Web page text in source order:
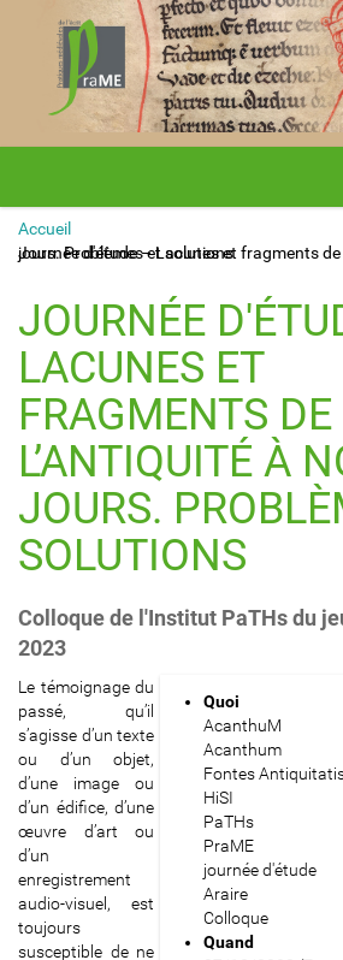
v
Accueil
Journée d'étude – Lacunes et fragments de l’Antiquité à nos jours. Problèmes et solutions
JOURNÉE
LACUNES ET
FRAGMENTS DE
L’ANTIQUITÉ À
JOURS.
SOLUTIONS
Colloque de l'Institut PaTHs du
2023
h
t
t
p
s
:
/
/
p
a
t
h
Quoi
AcanthuM
Acanthum
Fontes
HiSI
PaTHs
PraME
journée d'étude
Araire
Colloque
Quand
Le témoignage du
passé, qu’il
s’agisse d’un texte
ou d’un objet,
d’une image ou
d’un édifice, d’une
œuvre d’art ou
d’un
enregistrement
audio-visuel, est
toujours
susceptible de ne